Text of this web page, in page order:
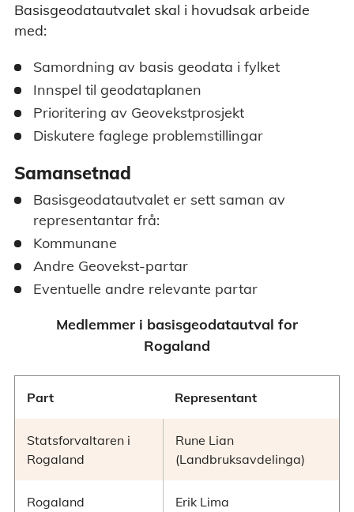
Basisgeodatautvalet skal i hovudsak arbeide
med:
Samordning av basis geodata i fylket
Innspel til geodataplanen
Prioritering av Geovekstprosjekt
Diskutere faglege problemstillingar
Samansetnad
Basisgeodatautvalet er sett saman av
representantar frå:
Kommunane
Andre Geovekst-partar
Eventuelle andre relevante partar
Medlemmer i basisgeodatautval for
Rogaland
Part Representant
Statsforvaltaren i
Rogaland
Rune Lian
(Landbruksavdelinga)
Rogaland
Erik Lima